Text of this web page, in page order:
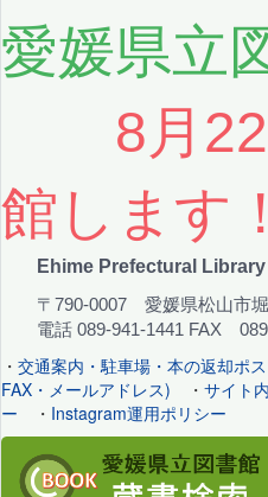
愛媛県立
8月
館します！
Ehime Prefectural Library
〒790-0007 愛媛県松山市
電話 089-941-1441 FAX
・ 交通案内・駐車場・本の返却ポス
FAX・メールアドレス) ・ サイト
ー ・ Instagram運用ポリシー